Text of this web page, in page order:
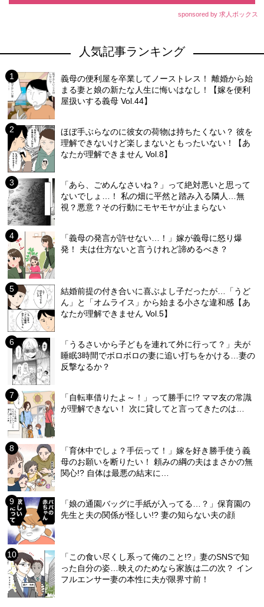
sponsored by 求人ボックス
人気記事ランキング
義母の便利屋を卒業してノーストレス！ 離婚から始
まる妻と娘の新たな人生に悔いはなし！【嫁を便利
屋扱いする義母 Vol.44】
ほぼ手ぶらなのに彼女の荷物は持ちたくない？ 彼を
理解できないけど楽しまないともったいない！【あ
なたが理解できません Vol.8】
「あら、ごめんなさいね？」って絶対悪いと思って
ないでしょ…！ 私の畑に平然と踏み入る隣人…無
視？悪意？その行動にモヤモヤが止まらない
「義母の発言が許せない…！」嫁が義母に怒り爆
発！ 夫は仕方ないと言うけれど諦めるべき？
結婚前提の付き合いに喜ぶよし子だったが…「うど
ん」と「オムライス」から始まる小さな違和感【あ
なたが理解できません Vol.5】
「うるさいから子どもを連れて外に行って？」夫が
睡眠3時間でボロボロの妻に追い打ちをかける…妻の
反撃なるか？
「自転車借りたよ～！」って勝手に!? ママ友の常識
が理解できない！ 次に貸してと言ってきたのは…
「育休中でしょ？手伝って！」嫁を好き勝手使う義
母のお願いを断りたい！ 頼みの綱の夫はまさかの無
関心!? 自体は最悪の結末に…
「娘の通園バッグに手紙が入ってる…？」保育園の
先生と夫の関係が怪しい!? 妻の知らない夫の顔
「この食い尽くし系って俺のこと!?」妻のSNSで知
った自分の姿…映えのためなら家族は二の次？ イン
フルエンサー妻の本性に夫が限界寸前！